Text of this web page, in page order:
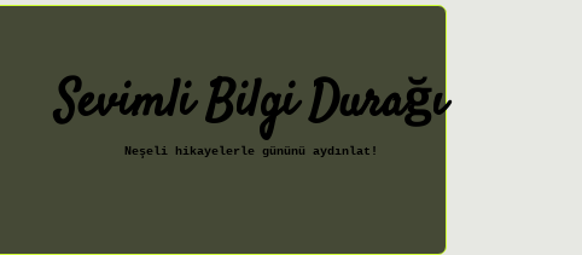
Sevimli Bilgi Durağı
Neşeli hikayelerle gününü aydınlat!